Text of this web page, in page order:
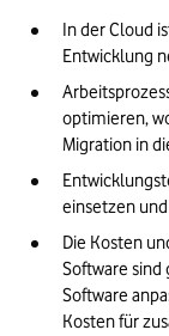
In der Cloud
Entwicklung
optimieren,
Migration in
einsetzen
Die Kosten
Software sind
Software
Kosten für